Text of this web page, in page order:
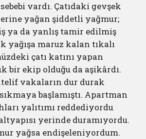
vardı. Çatıdaki gevşek
yağan şiddetli yağmur;
ya da yanlış tamir edilmiş
yağışa maruz kalan tıkalı
çatı katını yapan
bir ekip olduğu da aşikârdı.
vakaların dur durak
başlamıştı. Apartman
yalıtımı reddediyordu
yerinde duramıyordu.
yağsa endişeleniyordum.